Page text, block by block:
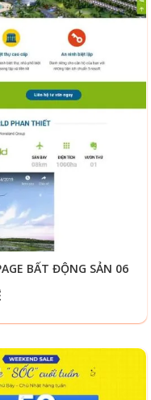
BẤT ĐỘNG SẢN 06